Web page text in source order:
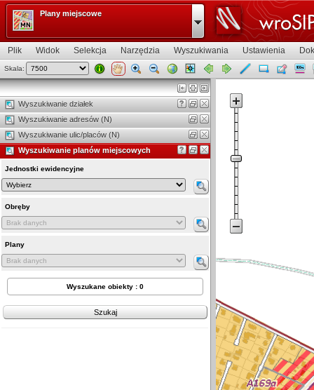
Plik Widok Selekcja Narzędzia Wyszukiwania Ustawienia
Skala:
Wyszukiwanie działek
Wyszukiwanie adresów (N)
Wyszukiwanie ulic/placów (N)
Jednostki ewidencyjne
Obręby
Plany
Wyszukane obiekty : 0
Szukaj
Wyszukiwanie planów miejscowych
Widok mapy
Plany miejscowe